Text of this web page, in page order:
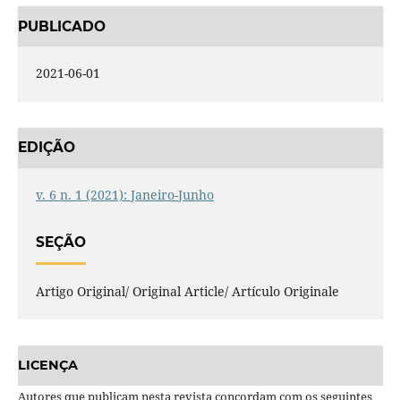
PUBLICADO
2021-06-01
EDIÇÃO
v. 6 n. 1 (2021): Janeiro-Junho
SEÇÃO
Artigo Original/ Original Article/ Artículo Originale
LICENÇA
Autores que publicam nesta revista concordam com os seguintes